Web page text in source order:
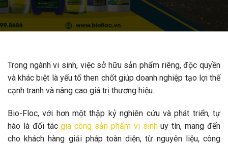
Trong ngành vi sinh, việc sở hữu sản phẩm riêng, độc quyền
và khác biệt là yếu tố then chốt giúp doanh nghiệp tạo lợi thế
cạnh tranh và nâng cao giá trị thương hiệu.
Bio-Floc, với hơn một thập kỷ nghiên cứu và phát triển, tự
hào là đối tácgia công sản phẩm vi sinhuy tín, mang đến
cho khách hàng giải pháp toàn diện, từ nguyên liệu, công